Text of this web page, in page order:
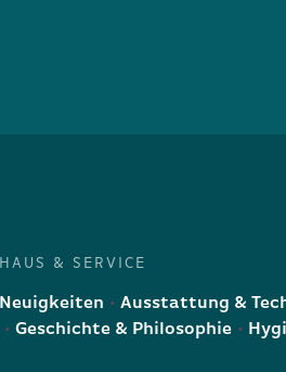
HAUS & SERVICE
Neuigkeiten Ausstattung &
Geschichte & Philosophie